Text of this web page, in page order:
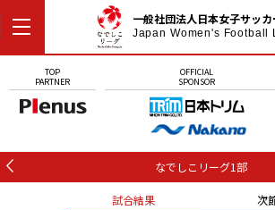
一般社団法人日本女子サッ
Japan Women's Football
TOP
PARTNER
OFFICIAL
SPONSOR
なでしこリーグ1部
試合結果 次